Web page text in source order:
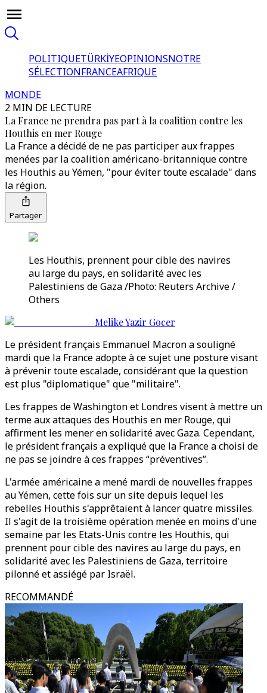
POLITIQUETÜRKİYEOPINIONSNOTRE
SÉLECTIONFRANCEAFRIQUE
MONDE
2 MIN DE LECTURE
La France ne prendra pas part à la coalition contre les
Houthis en mer Rouge
La France a décidé de ne pas participer aux frappes
menées par la coalition américano-britannique contre
les Houthis au Yémen, "pour éviter toute escalade" dans
la région.
Partager
Les Houthis, prennent pour cible des navires
au large du pays, en solidarité avec les
Palestiniens de Gaza /Photo: Reuters Archive /
Others
Melike Yazir Gocer
Le président français Emmanuel Macron a souligné
mardi que la France adopte à ce sujet une posture visant
à prévenir toute escalade, considérant que la question
est plus "diplomatique" que "militaire".
Les frappes de Washington et Londres visent à mettre un
terme aux attaques des Houthis en mer Rouge, qui
affirment les mener en solidarité avec Gaza. Cependant,
le président français a expliqué que la France a choisi de
ne pas se joindre à ces frappes “préventives”.
L'armée américaine a mené mardi de nouvelles frappes
au Yémen, cette fois sur un site depuis lequel les
rebelles Houthis s'apprêtaient à lancer quatre missiles.
Il s'agit de la troisième opération menée en moins d'une
semaine par les Etats-Unis contre les Houthis, qui
prennent pour cible des navires au large du pays, en
solidarité avec les Palestiniens de Gaza, territoire
pilonné et assiégé par Israël.
RECOMMANDÉ